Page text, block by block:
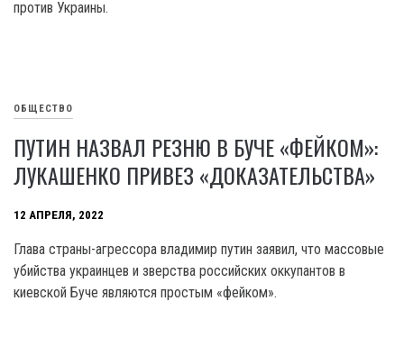
против Украины.
ОБЩЕСТВО
ПУТИН НАЗВАЛ РЕЗНЮ В БУЧЕ «ФЕЙКОМ»:
ЛУКАШЕНКО ПРИВЕЗ «ДОКАЗАТЕЛЬСТВА»
12 АПРЕЛЯ, 2022
Глава страны-агрессора владимир путин заявил, что массовые
убийства украинцев и зверства российских оккупантов в
киевской Буче являются простым «фейком».